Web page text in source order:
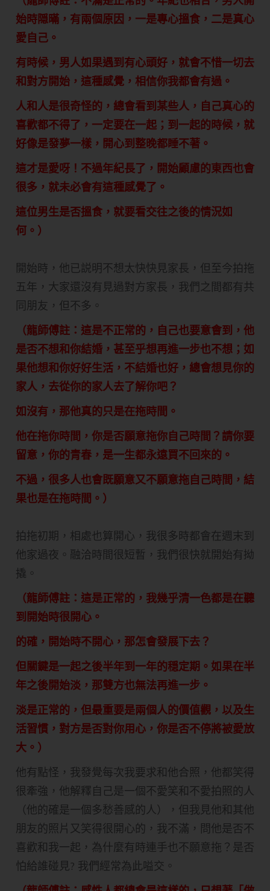
始時隠暪，有兩個原因，一是專心搵食，二是真心
愛自己。
有時候，男人如果遇到有心頭好，就會不惜一切去
和對方開始，這種感覺，相信你我都會有過。
人和人是很奇怪的，總會看到某些人，自己真心的
喜歡都不得了，一定要在一起；到一起的時候，就
好像是發夢一樣，開心到整晚都睡不著。
這才是愛呀！不過年紀長了，開始顧慮的東西也會
很多，就未必會有這種感覺了。
這位男生是否搵食，就要看交往之後的情況如
何。）
開始時，他已説明不想太快快見家長，但至今拍拖
五年，大家還沒有見過對方家長，我們之間都有共
同朋友，但不多。
（龍師傅註：這是不正常的，自己也要意會到，他
是否不想和你結婚，甚至乎想再進一步也不想；如
果他想和你好好生活，不結婚也好，總會想見你的
家人，去從你的家人去了解你吧？
如沒有，那他真的只是在拖時間。
他在拖你時間，你是否願意拖你自己時間？請你要
留意，你的青春，是一生都永遠買不回來的。
不過，很多人也會既願意又不願意拖自己時間，結
果也是在拖時間。）
拍拖初期，相處也算開心，我很多時都會在週末到
他家過夜。融洽時間很短暫，我們很快就開始有拗
撬。
（龍師傅註：這是正常的，我幾乎清一色都是在聽
到開始時很開心。
的確，開始時不開心，那怎會發展下去？
但關鍵是一起之後半年到一年的穏定期。如果在半
年之後開始淡，那雙方也無法再進一步。
淡是正常的，但最重要是兩個人的價值觀，以及生
活習慣，對方是否對你用心，你是否不停將被愛放
大。）
他有點怪，我發覺每次我要求和他合照，他都笑得
很牽強，他解釋自己是一個不愛笑和不愛拍照的人
（他的確是一個多愁善感的人），但我見他和其他
朋友的照片又笑得很開心的，我不滿，問他是否不
喜歡和我一起，為什麼有時連手也不願意拖？是否
怕給誰碰見? 我們經常為此嗌交。